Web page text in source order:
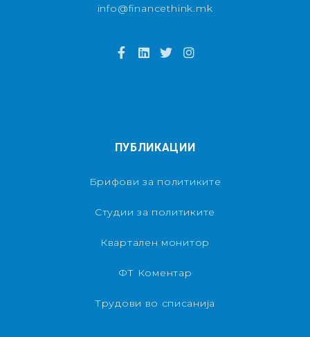
info@financethink.mk
ПУБЛИКАЦИИ
Брифови за политиките
Студии за политиките
Квартален монитор
ФТ Коментар
Трудови во списанија